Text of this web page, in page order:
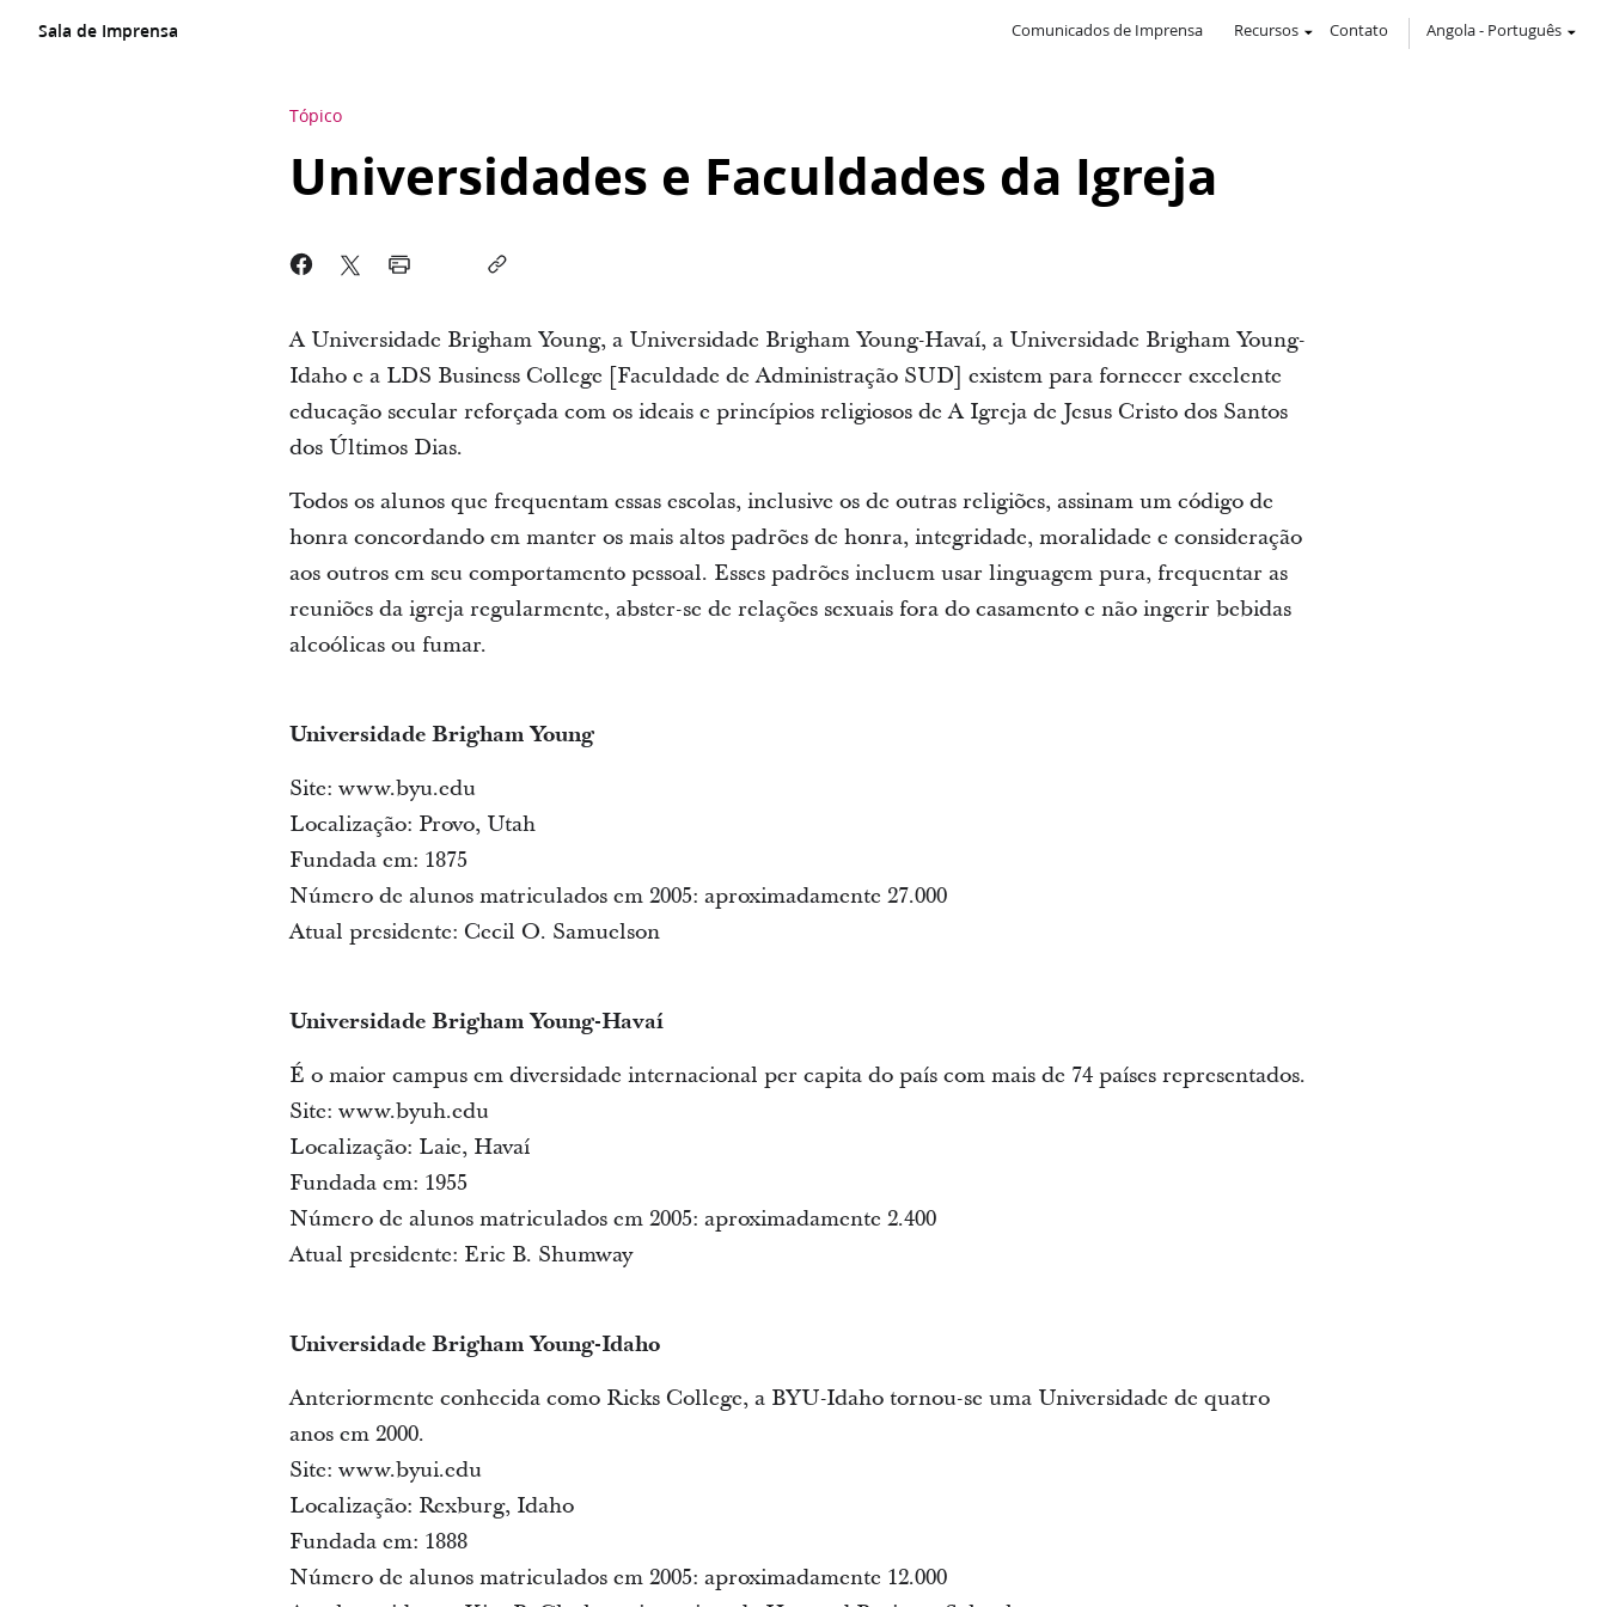
Sala de Imprensa Comunicados de Imprensa Recursos Contato Angola- Português
Tópico
Universidades e Faculdades da Igreja
A Universidade Brigham Young, a Universidade Brigham Young-Havaí, a Universidade Brigham Young-
Idaho e a LDS Business College [Faculdade de Administração SUD] existem para fornecer excelente
educação secular reforçada com os ideais e princípios religiosos de A Igreja de Jesus Cristo dos Santos
dos Últimos Dias.
Todos os alunos que frequentam essas escolas, inclusive os de outras religiões, assinam um código de
honra concordando em manter os mais altos padrões de honra, integridade, moralidade e consideração
aos outros em seu comportamento pessoal. Esses padrões incluem usar linguagem pura, frequentar as
reuniões da igreja regularmente, abster-se de relações sexuais fora do casamento e não ingerir bebidas
alcoólicas ou fumar.
Universidade Brigham Young
Site: www.byu.edu
Localização: Provo, Utah
Fundada em: 1875
Número de alunos matriculados em 2005: aproximadamente 27.000
Atual presidente: Cecil O. Samuelson
Universidade Brigham Young-Havaí
É o maior campus em diversidade internacional per capita do país com mais de 74 países representados.
Site: www.byuh.edu
Localização: Laie, Havaí
Fundada em: 1955
Número de alunos matriculados em 2005: aproximadamente 2.400
Atual presidente: Eric B. Shumway
Universidade Brigham Young-Idaho
Anteriormente conhecida como Ricks College, a BYU-Idaho tornou-se uma Universidade de quatro
anos em 2000.
Site: www.byui.edu
Localização: Rexburg, Idaho
Fundada em: 1888
Número de alunos matriculados em 2005: aproximadamente 12.000